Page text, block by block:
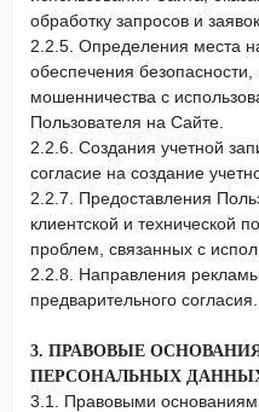
обработку запросов и
2.2.5. Определения места
обеспечения
мошенничества с
Пользователя на Сайте.
2.2.6. Создания учетной
согласие на создание
2.2.7. Предоставления
клиентской и технической
проблем, связанных с
2.2.8. Направления
предварительного согласия.
3. ПРАВОВЫЕ
ПЕРСОНАЛЬНЫХ
3.1. Правовыми